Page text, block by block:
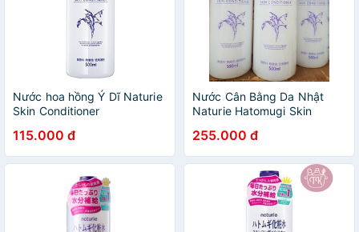
Nước hoa hồng Ý Dĩ Naturie
Skin Conditioner
115.000 đ
Nước Cân Bằng Da Nhật
Naturie Hatomugi Skin
255.000 đ